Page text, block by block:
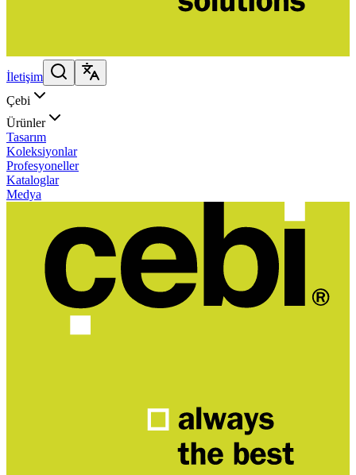
İletişim
Çebi
Ürünler
Tasarım
Koleksiyonlar
Profesyoneller
Kataloglar
Medya